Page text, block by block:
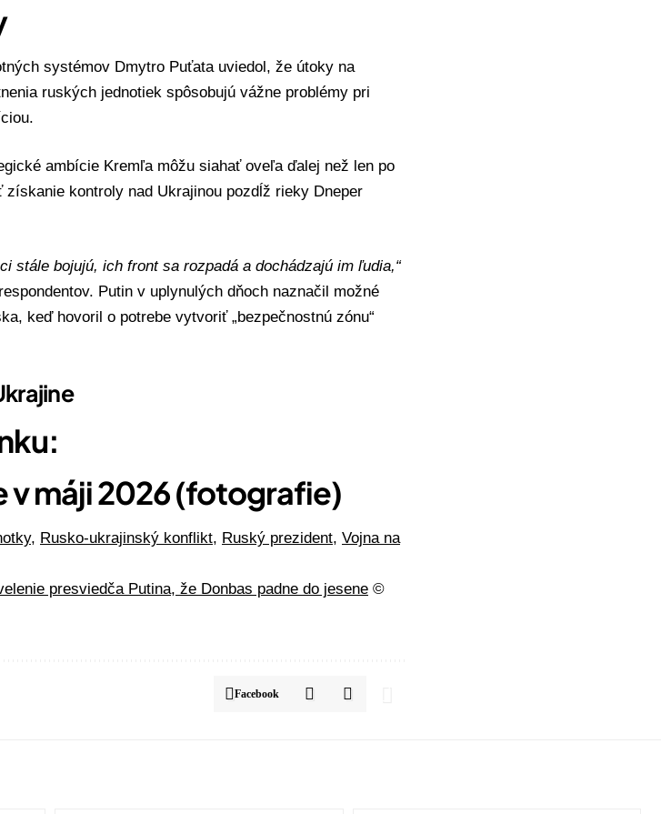
systémov Dmytro Puťata uviedol, že útoky na
ruských jednotiek spôsobujú vážne problémy pri
ambície Kremľa môžu siahať oveľa ďalej než len po
získanie kontroly nad Ukrajinou pozdĺž rieky Dneper
stále bojujú, ich front sa rozpadá a dochádzajú im ľudia,“
Putin v uplynulých dňoch naznačil možné
keď hovoril o potrebe vytvoriť „bezpečnostnú zónu“
v máji 2026 (fotografie)
, Rusko-ukrajinský konflikt, Ruský prezident, Vojna na
presviedča Putina, že Donbas padne do jesene ©
Facebook